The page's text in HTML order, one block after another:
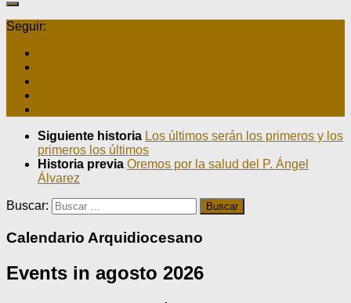
Seguir:
Siguiente historia Los últimos serán los primeros y los
primeros los últimos
Historia previa Oremos por la salud del P. Ángel
Álvarez
Buscar:
Calendario Arquidiocesano
Events in agosto 2026